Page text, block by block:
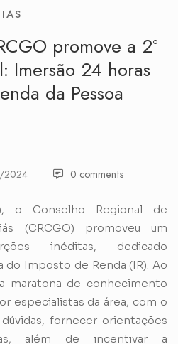
promove a 2º
Imersão 24 horas
da Pessoa
0 comments
o Conselho Regional de
(CRCGO) promoveu um
inéditas, dedicado
do Imposto de Renda (IR). Ao
maratona de conhecimento
especialistas da área, com o
fornecer orientações
além de incentivar a